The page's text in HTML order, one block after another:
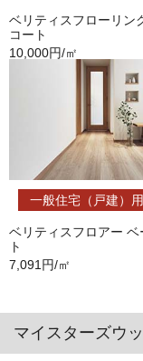
ベリティスフローリン
コート
10,000円/㎡
一般住宅（戸建）用
ベリティスフロアー ベ
ト
7,091円/㎡
マイスターズウ